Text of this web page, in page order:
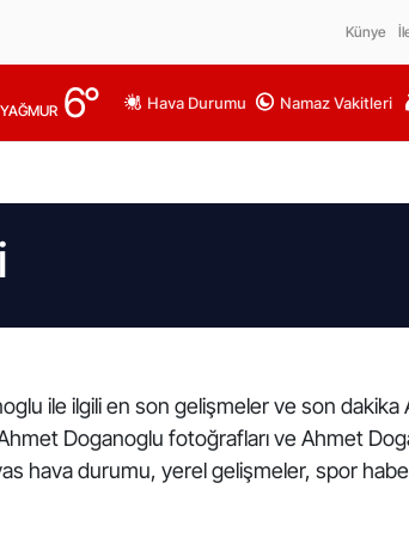
Künye
6° Hava Durumu Namaz Vakitleri
ile ilgili en son gelişmeler ve son
Doganoglu fotoğrafları ve Ahmet
hava durumu, yerel gelişmeler, spor